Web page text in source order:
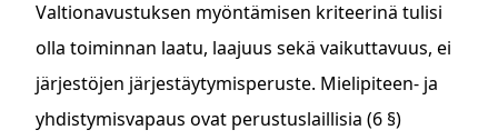
Valtionavustuksen myöntämisen kriteerinä tulisi
olla toiminnan laatu, laajuus sekä vaikuttavuus, ei
järjestöjen järjestäytymisperuste. Mielipiteen- ja
yhdistymisvapaus ovat perustuslaillisia (6 §)